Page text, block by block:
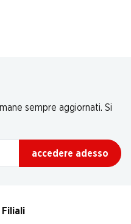
sempre aggiornati. Si
accedere adesso
Filiali